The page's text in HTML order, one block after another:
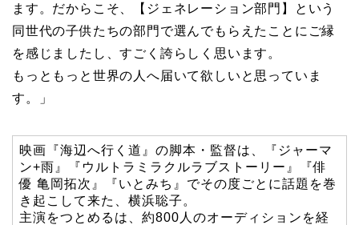
ます。だからこそ、【ジェネレーション部門】という
同世代の子供たちの部門で選んでもらえたことにご縁
を感じましたし、すごく誇らしく思います。
もっともっと世界の人へ届いて欲しいと思っていま
す。」
映画『海辺へ行く道』の脚本・監督は、『ジャーマ
ン+雨』『ウルトラミラクルラブストーリー』『俳
優 亀岡拓次』『いとみち』でその度ごとに話題を巻
き起こして来た、横浜聡子。
主演をつとめるは、約800人のオーディションを経